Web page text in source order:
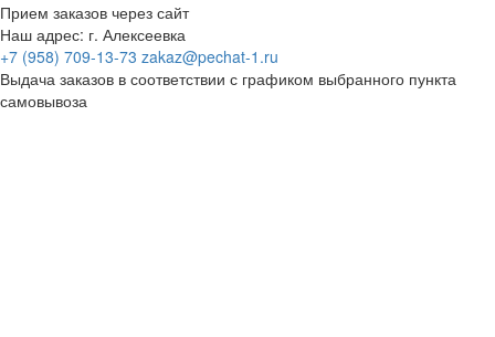
Прием заказов через сайт
Наш адрес: г. Алексеевка
+7 (958) 709-13-73 zakaz@pechat-1.ru
Выдача заказов в соответствии с графиком выбранного пункта
самовывоза